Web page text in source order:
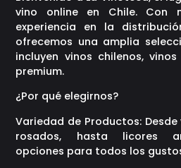
vino online en Chile. Con
experiencia en la
ofrecemos una amplia
incluyen vinos chilenos,
premium.
¿Por qué elegirnos?
Variedad de Productos:
rosados, hasta licores
opciones para todos los